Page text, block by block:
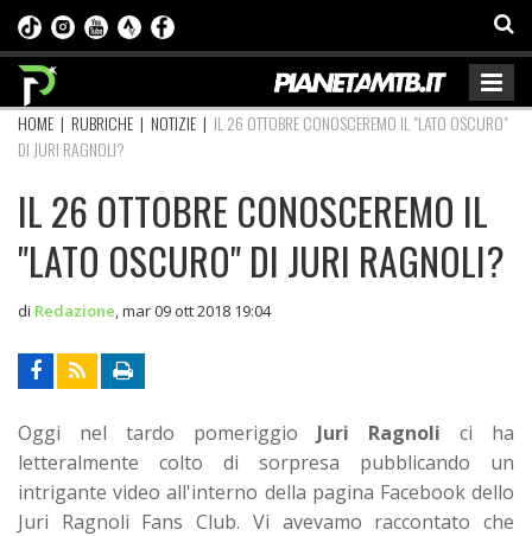
HOME | RUBRICHE | NOTIZIE | IL 26 OTTOBRE CONOSCEREMO IL "LATO OSCURO"
DI JURI RAGNOLI?
IL 26 OTTOBRE CONOSCEREMO IL
"LATO OSCURO" DI JURI RAGNOLI?
di Redazione mar 09 ott 2018 19:04
Oggi nel tardo pomeriggio Juri Ragnoli ci ha
letteralmente colto di sorpresa pubblicando un
intrigante video all'interno della pagina Facebook dello
Juri Ragnoli Fans Club. Vi avevamo raccontato che